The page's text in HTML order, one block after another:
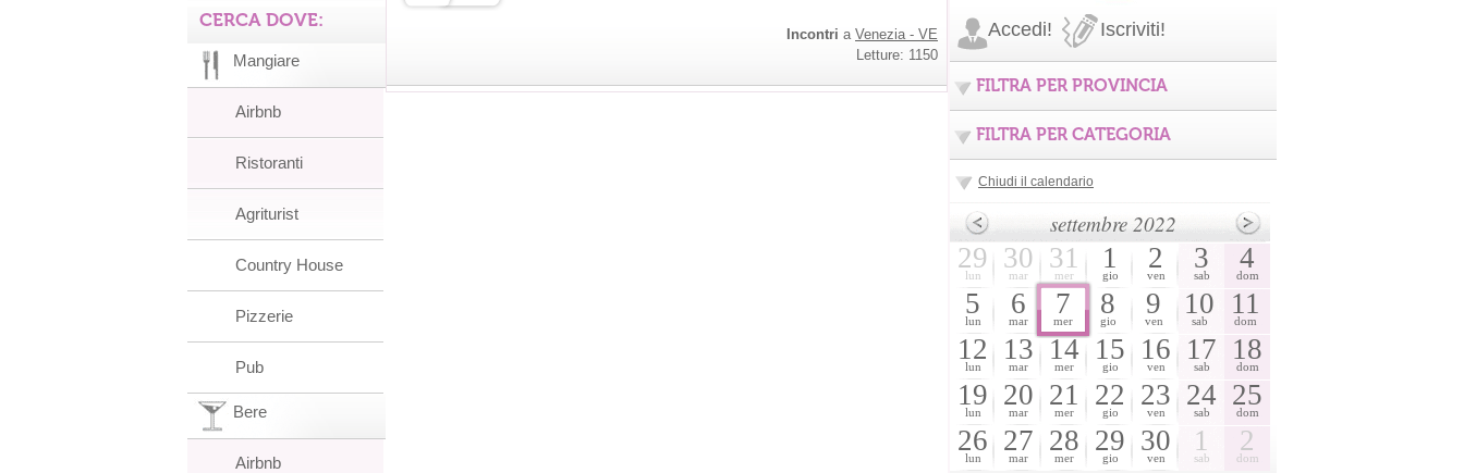
Incontri a Venezia - VE
Letture: 1150
CERCA DOVE:
Mangiare
Airbnb
Ristoranti
Agriturist
Country House
Pizzerie
Pub
Bere
Airbnb
Accedi! Iscriviti!
FILTRA PER PROVINCIA
FILTRA PER CATEGORIA
Chiudi il calendario
settembre 2022
29
lun
30
mar
31
mer
1
gio
2
ven
3
sab
4
dom
5
lun
6
mar
7
mer
8
gio
9
ven
10
sab
11
dom
12
lun
13
mar
14
mer
15
gio
16
ven
17
sab
18
dom
19
lun
20
mar
21
mer
22
gio
23
ven
24
sab
25
dom
26
lun
27
mar
28
mer
29
gio
30
ven
1
sab
2
dom